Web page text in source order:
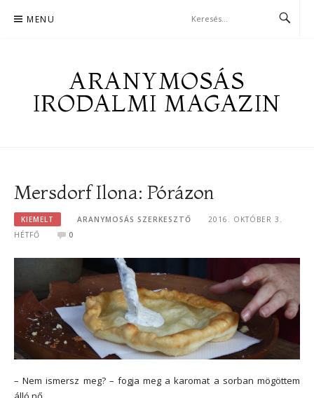
MENU
ARANYMOSÁS
IRODALMI MAGAZIN
Mersdorf Ilona: Pórázon
KIEMELT ARANYMOSÁS SZERKESZTŐ
2016. OKTÓBER 3.
HÉTFŐ
0
– Nem ismersz meg? – fogja meg a karomat a sorban mögöttem